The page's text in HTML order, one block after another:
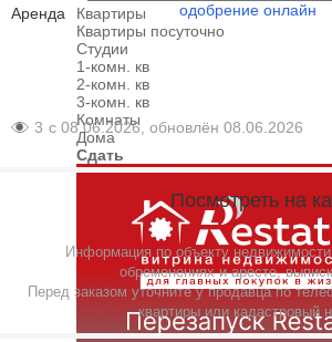
Аренда
Квартиры
Квартиры посуточно
Студии
1-комн. кв
2-комн. кв
3-комн. кв
Комнаты
Дома
Сдать
одобрение онлайн
3 с 08.06.2026, обновлён 08.06.2026
Посмотреть на
Информация по объекту
обременениях и аресте,
Перед заказом уточните у продавца по
квартиры или кадастровый